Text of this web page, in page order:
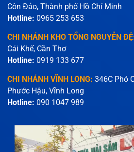
Côn Đảo, Thành phố Hồ Chí Minh
Hotline: 0965 253 653
CHI NHÁNH KHO TỔNG NGUYỄN
Cái Khế, Cần Thơ
Hotline: 0919 133 677
CHI NHÁNH VĨNH LONG: 346C Phó
Phước Hậu, Vĩnh Long
Hotline: 090 1047 989